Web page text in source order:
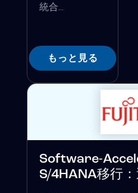
統合...
もっと見る
Software-
S/4HANA移行